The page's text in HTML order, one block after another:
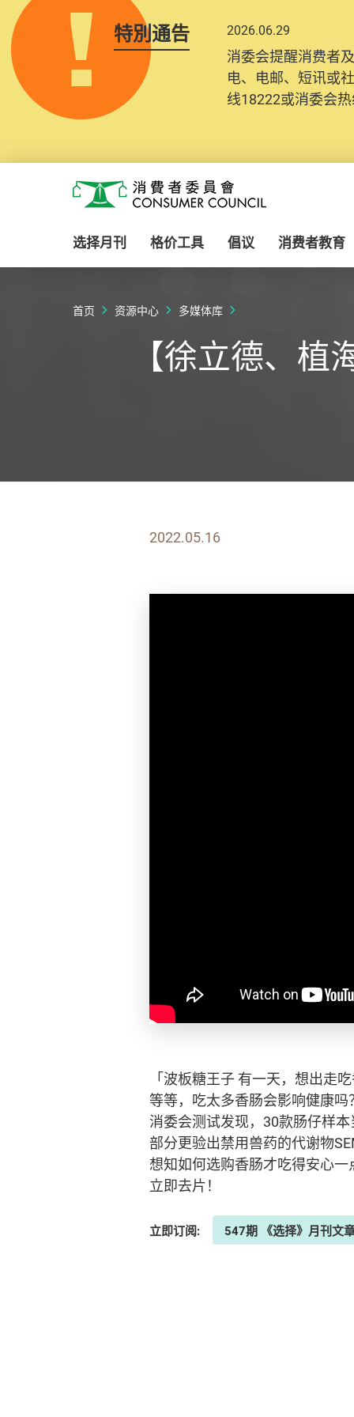
特別通告 2026.06.29
消委会提醒消费者
电、电邮、短讯或
线18222或消委会
消费者委员会
选择月刊 格价工具 倡议 消费者教育
首页 资源中心 多媒体库
【徐立德、
2022.05.16
「波板糖王子 有一天，想出走
等等，吃太多香肠会影响健康吗
消委会测试发现，30款肠仔样
部分更验出禁用兽药的代谢物
想知如何选购香肠才吃得安心
立即去片！
立即订阅: 547期 《选择》月刊文